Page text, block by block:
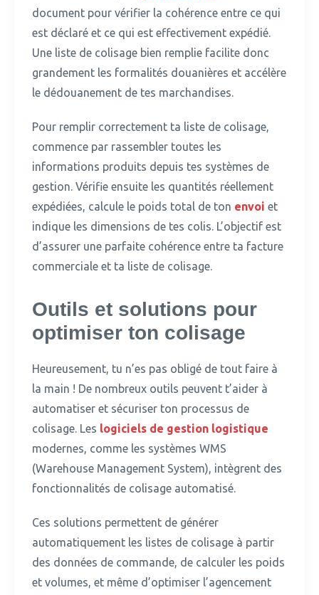
document pour vérifier la cohérence entre ce qui
est déclaré et ce qui est effectivement expédié.
Une liste de colisage bien remplie facilite donc
grandement les formalités douanières et accélère
le dédouanement de tes marchandises.
Pour remplir correctement ta liste de colisage,
commence par rassembler toutes les
informations produits depuis tes systèmes de
gestion. Vérifie ensuite les quantités réellement
expédiées, calcule le poids total de ton envoi et
indique les dimensions de tes colis. L’objectif est
d’assurer une parfaite cohérence entre ta facture
commerciale et ta liste de colisage.
Outils et solutions pour
optimiser ton colisage
Heureusement, tu n’es pas obligé de tout faire à
la main ! De nombreux outils peuvent t’aider à
automatiser et sécuriser ton processus de
colisage. Les logiciels de gestion logistique
modernes, comme les systèmes WMS
(Warehouse Management System), intègrent des
fonctionnalités de colisage automatisé.
Ces solutions permettent de générer
automatiquement les listes de colisage à partir
des données de commande, de calculer les poids
et volumes, et même d’optimiser l’agencement